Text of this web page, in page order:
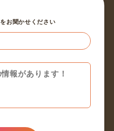
お聞かせください